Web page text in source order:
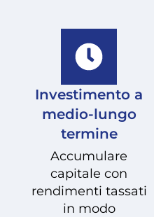
Investimento a
medio-lungo
termine
Accumulare
capitale con
rendimenti tassati
in modo